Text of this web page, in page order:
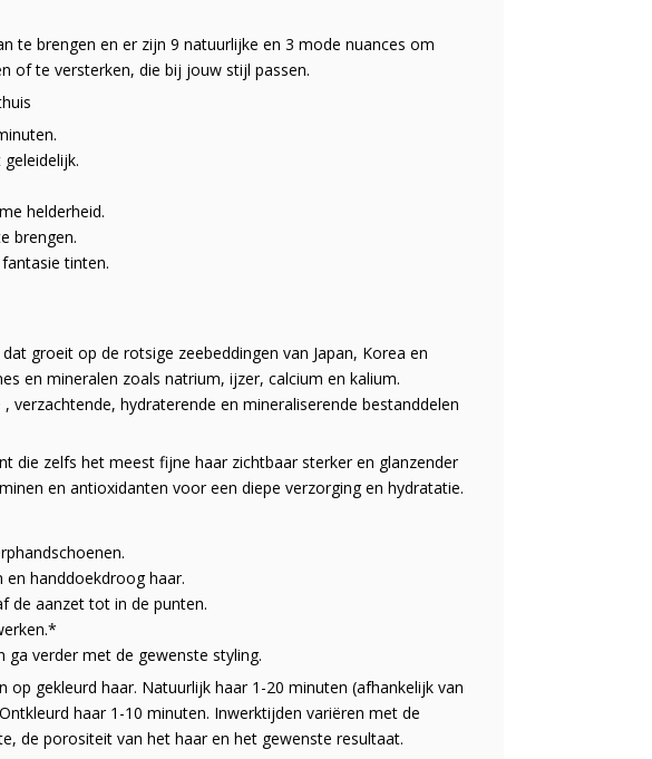
te brengen en er zijn 9 natuurlijke en 3 mode nuances om
of te versterken, die bij jouw stijl passen.
helderheid.
brengen.
tinten.
groeit op de rotsige zeebeddingen van Japan, Korea en
en mineralen zoals natrium, ijzer, calcium en kalium.
verzachtende, hydraterende en mineraliserende bestanddelen
die zelfs het meest fijne haar zichtbaar sterker en glanzender
en antioxidanten voor een diepe verzorging en hydratatie.
en handdoekdroog haar.
de aanzet tot in de punten.
ga verder met de gewenste styling.
op gekleurd haar. Natuurlijk haar 1-20 minuten (afhankelijk van
haar 1-10 minuten. Inwerktijden variëren met de
de porositeit van het haar en het gewenste resultaat.